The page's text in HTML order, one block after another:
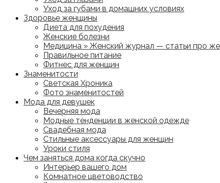
Уход за губами в домашних условиях
Здоровье женщины
Диета для похудения
Женские болезни
Медицина » Женский журнал — статьи про
Правильное питание
Фитнес для женщин
Знаменитости
Светская Хроника
Фото знаменитостей
Мода для девушек
Вечерняя мода
Модные тенденции в женской одежде
Свадебная мода
Стильные аксессуары для женщин
Уроки стиля
Чем заняться дома когда скучно
Интерьер вашего дом
Комнатное цветоводство